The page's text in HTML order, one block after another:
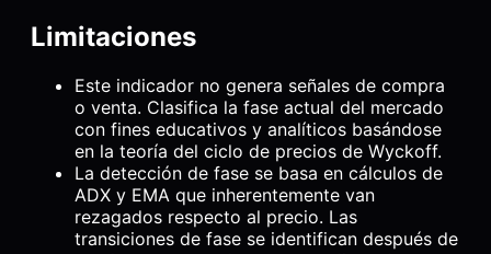
Limitaciones
Este indicador no genera señales de compra
o venta. Clasifica la fase actual del mercado
con fines educativos y analíticos basándose
en la teoría del ciclo de precios de Wyckoff.
La detección de fase se basa en cálculos de
ADX y EMA que inherentemente van
rezagados respecto al precio. Las
transiciones de fase se identifican después de